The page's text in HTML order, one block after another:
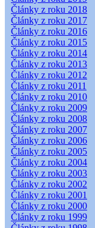
Články z roku 2018
Články z roku 2017
Články z roku 2016
Články z roku 2015
Články z roku 2014
Články z roku 2013
Články z roku 2012
Články z roku 2011
Články z roku 2010
Články z roku 2009
Články z roku 2008
Články z roku 2007
Články z roku 2006
Články z roku 2005
Články z roku 2004
Články z roku 2003
Články z roku 2002
Články z roku 2001
Články z roku 2000
Články z roku 1999